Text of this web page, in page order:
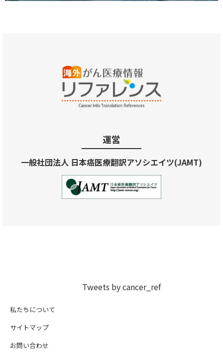
運営
一般社団法人 日本癌医療翻訳アソシエイツ(JAMT)
Tweets by cancer_ref
私たちについて
サイトマップ
お問い合わせ